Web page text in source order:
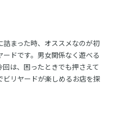
まった時、オススメなのが初
ドです。男女関係なく遊べる
は、困ったときでも押さえて
リヤードが楽しめるお店を探